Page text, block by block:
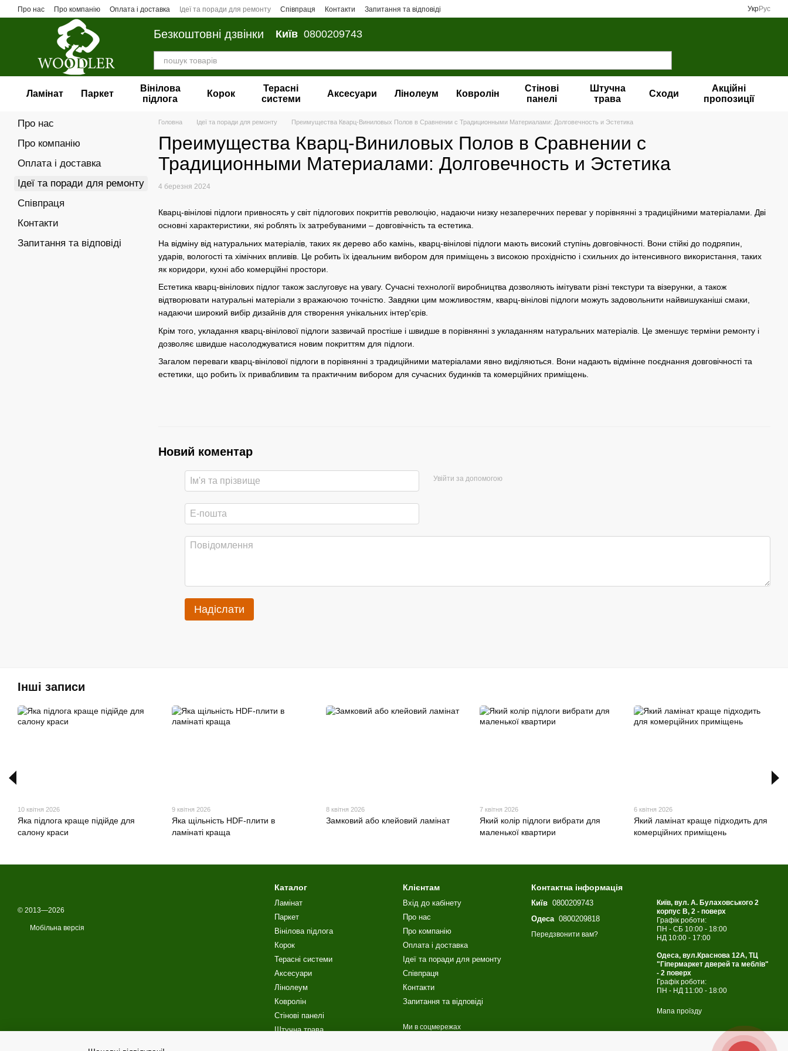
Перейти до основного контенту
Про нас Про компанію Оплата і доставка Ідеї та поради для ремонту Співпраця Контакти Запитання та відповіді УкрРус
Безкоштовні дзвінки Київ 0800209743
Ламінат Паркет
Вінілова
пiдлога
Корок
Терасні
системи
Аксесуари Лінолеум Ковролін
Стінові
панелі
Штучна
трава
Сходи
Акційні
пропозиції
Головна Ідеї та поради для ремонту Преимущества Кварц-Виниловых Полов в Сравнении с Традиционными Материалами: Долговечность и Эстетика
Преимущества Кварц-Виниловых Полов в Сравнении с
Традиционными Материалами: Долговечность и Эстетика
4 березня 2024
Кварц-вінілові підлоги привносять у світ підлогових покриттів революцію, надаючи низку незаперечних переваг у порівнянні з традиційними матеріалами. Дві
основні характеристики, які роблять їх затребуваними – довговічність та естетика.
На відміну від натуральних матеріалів, таких як дерево або камінь, кварц-вінілові підлоги мають високий ступінь довговічності. Вони стійкі до подряпин,
ударів, вологості та хімічних впливів. Це робить їх ідеальним вибором для приміщень з високою прохідністю і схильних до інтенсивного використання, таких
як коридори, кухні або комерційні простори.
Естетика кварц-вінілових підлог також заслуговує на увагу. Сучасні технології виробництва дозволяють імітувати різні текстури та візерунки, а також
відтворювати натуральні матеріали з вражаючою точністю. Завдяки цим можливостям, кварц-вінілові підлоги можуть задовольнити найвишуканіші смаки,
надаючи широкий вибір дизайнів для створення унікальних інтер'єрів.
Крім того, укладання кварц-вінілової підлоги зазвичай простіше і швидше в порівнянні з укладанням натуральних матеріалів. Це зменшує терміни ремонту і
дозволяє швидше насолоджуватися новим покриттям для підлоги.
Загалом переваги кварц-вінілової підлоги в порівнянні з традиційними матеріалами явно виділяються. Вони надають відмінне поєднання довговічності та
естетики, що робить їх привабливим та практичним вибором для сучасних будинків та комерційних приміщень.
Новий коментар
Увійти за допомогою
Надіслати
Про нас
Про компанію
Оплата і доставка
Ідеї та поради для ремонту
Співпраця
Контакти
Запитання та відповіді
Інші записи
10 квітня 2026
Яка підлога краще підійде для
салону краси
9 квітня 2026
Яка щільність HDF-плити в
ламінаті краща
8 квітня 2026
Замковий або клейовий ламінат
7 квітня 2026
Який колір підлоги вибрати для
маленької квартири
6 квітня 2026
Який ламінат краще підходить для
комерційних приміщень
© 2013—2026
Мобільна версія
Каталог
Ламінат
Паркет
Вінілова пiдлога
Корок
Терасні системи
Аксесуари
Лінолеум
Ковролін
Стінові панелі
Штучна трава
Клієнтам
Вхід до кабінету
Про нас
Про компанію
Оплата і доставка
Ідеї та поради для ремонту
Співпраця
Контакти
Запитання та відповіді
Ми в соцмережах
Контактна інформація
Київ 0800209743
Одеса0800209818
Передзвонити вам?
Київ, вул. А. Булаховського 2
корпус B, 2 - поверх
Графік роботи:
ПН - СБ 10:00 - 18:00
НД 10:00 - 17:00
Одеса, вул.Краснова 12А, ТЦ
"Гіпермаркет дверей та меблів"
- 2 поверх
Графік роботи:
ПН - НД 11:00 - 18:00
Мапа проїзду